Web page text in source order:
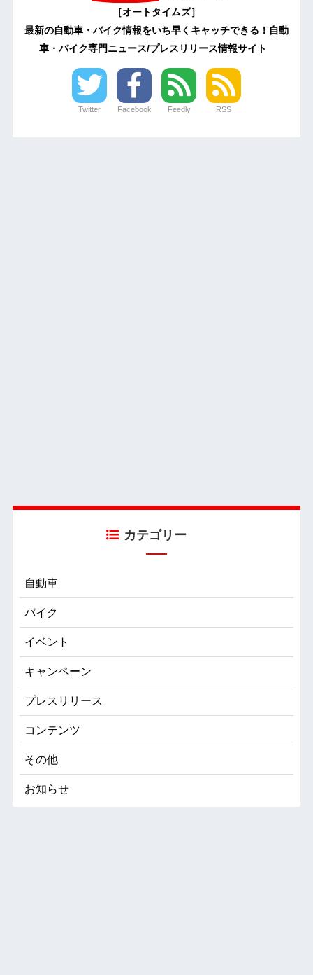
［オートタイムズ］
最新の自動車・バイク情報をいち早くキャッチできる！自動
車・バイク専門ニュース/プレスリリース情報サイト
Twitter Facebook Feedly RSS
カテゴリー
自動車
バイク
イベント
キャンペーン
プレスリリース
コンテンツ
その他
お知らせ